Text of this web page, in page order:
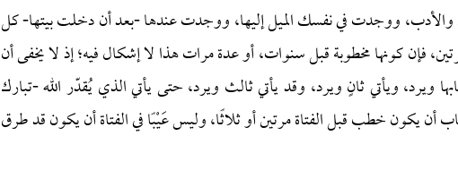
والأدب، ووجدت في نفسك الميل إليها، ووجدت عندها -بعد أن دخلت بيتها- كل
فإن كونها مخطوبة قبل سنوات، أو عدة مرات هذا لا إشكال فيه؛ إذ لا يخفى أن
ويرد، ويأتي ثانٍ ويرد، وقد يأتي ثالث ويرد، حتى يأتي الذي يُقدّر الله -تبارك
أن يكون خطب قبل الفتاة مرتين أو ثلاثًا، وليس عَيْبًا في الفتاة أن يكون قد طرق